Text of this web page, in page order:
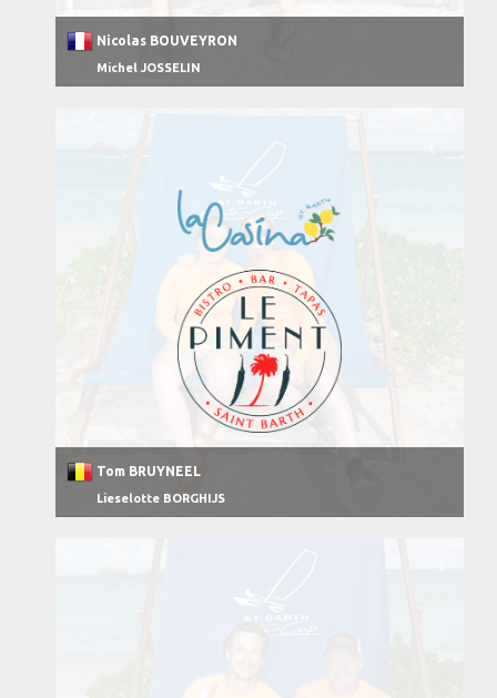
Nicolas BOUVEYRON
Michel JOSSELIN
Tom BRUYNEEL
Lieselotte BORGHIJS